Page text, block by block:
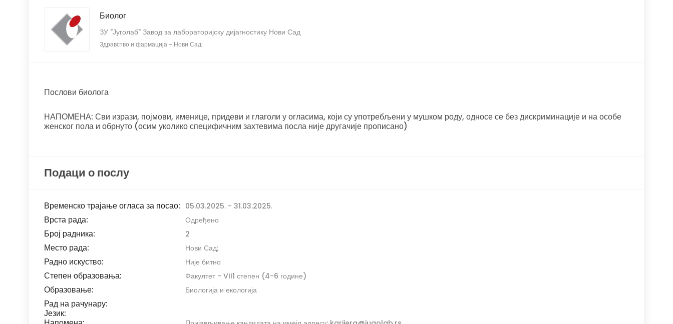
Биолог
ЗУ "Југолаб" Завод за лабораторијску дијагностику Нови Сад
Здравство и фармација - Нови Сад;
Послови биолога
НАПОМЕНА: Сви изрази, појмови, именице, придеви и глаголи у огласима, који су употребљени у мушком роду, односе се без дискриминације и на особе
женског пола и обрнуто (осим уколико специфичним захтевима посла није другачије прописано)
Подаци о послу
Временско трајање огласа за посао: 05.03.2025. - 31.03.2025.
Врста рада: Одређено
Број радника: 2
Место рада: Нови Сад;
Радно искуство: Није битно
Степен образовања: Факултет - VII1 степен (4-6 године)
Образовање: Биологија и екологија
Рад на рачунару:
Језик: